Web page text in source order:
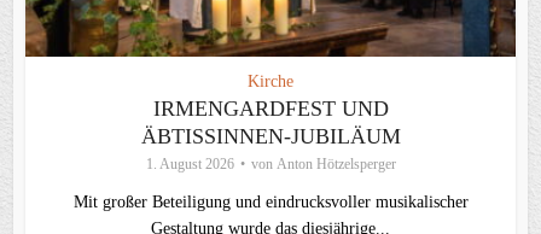
Kirche
IRMENGARDFEST UND
ÄBTISSINNEN-JUBILÄUM
1. August 2026 von Anton Hötzelsperger
Mit großer Beteiligung und eindrucksvoller musikalischer
Gestaltung wurde das diesjährige...